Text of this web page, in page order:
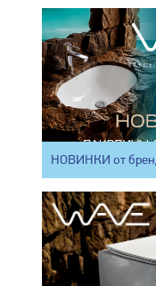
НОВИНКИ от